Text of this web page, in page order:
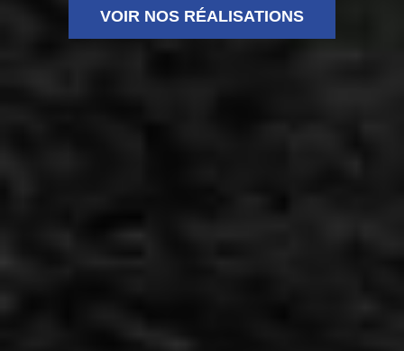
VOIR NOS RÉALISATIONS